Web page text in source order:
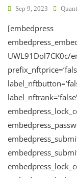
Sep 9, 2023
[embedpress
UWL91Dol7CK0c/